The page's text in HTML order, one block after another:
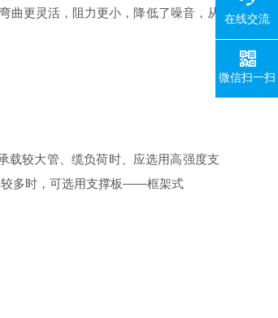
曲更灵活，阻力更小，降低了噪音，从
载较大管、缆负荷时、应选用高强度支
多时，可选用支撑板——框架式
在线交流
微信扫一扫